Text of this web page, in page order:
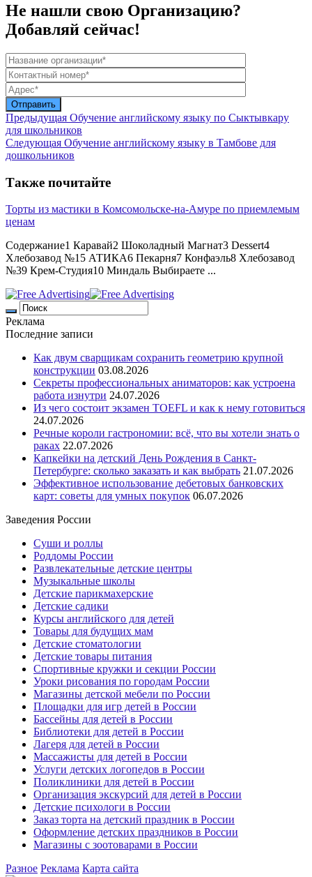
Не нашли свою Организацию?
Добавляй сейчас!
Предыдущая Обучение английскому языку по Сыктывкару
для школьников
Следующая Обучение английскому языку в Тамбове для
дошкольников
Также почитайте
Торты из мастики в Комсомольске-на-Амуре по приемлемым
ценам
Содержание1 Каравай2 Шоколадный Магнат3 Dessert4
Хлебозавод №15 АТИКА6 Пекарня7 Конфаэль8 Хлебозавод
№39 Крем-Студия10 Миндаль Выбираете ...
Реклама
Последние записи
Как двум сварщикам сохранить геометрию крупной
конструкции 03.08.2026
Секреты профессиональных аниматоров: как устроена
работа изнутри 24.07.2026
Из чего состоит экзамен TOEFL и как к нему готовиться
24.07.2026
Речные короли гастрономии: всё, что вы хотели знать о
раках 22.07.2026
Капкейки на детский День Рождения в Санкт-
Петербурге: сколько заказать и как выбрать 21.07.2026
Эффективное использование дебетовых банковских
карт: советы для умных покупок 06.07.2026
Заведения России
Суши и роллы
Роддомы России
Развлекательные детские центры
Музыкальные школы
Детские парикмахерские
Детские садики
Курсы английского для детей
Товары для будущих мам
Детские стоматологии
Детские товары питания
Спортивные кружки и секции России
Уроки рисования по городам России
Магазины детской мебели по России
Площадки для игр детей в России
Бассейны для детей в России
Библиотеки для детей в России
Лагеря для детей в России
Массажисты для детей в России
Услуги детских логопедов в России
Поликлиники для детей в России
Организация экскурсий для детей в России
Детские психологи в России
Заказ торта на детский праздник в России
Оформление детских праздников в России
Магазины с зоотоварами в России
Разное Реклама Карта сайта